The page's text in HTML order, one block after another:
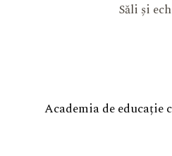
Săli și
Academia de educație